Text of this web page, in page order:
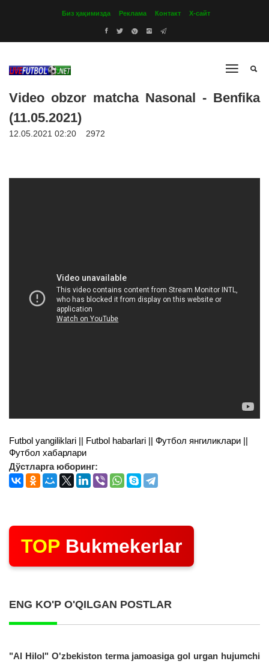
Биз ҳақимизда Реклама Контакт Х-сайт
Video obzor matcha Nasonal - Benfika
(11.05.2021)
12.05.2021 02:20 2972
Futbol yangiliklari || Futbol habarlari || Футбол янгиликлари ||
Футбол хабарлари
Дўстларга юборинг:
TOP Bukmekerlar
ENG KO'P O'QILGAN POSTLAR
"Al Hilol" O'zbekiston terma jamoasiga gol urgan hujumchi